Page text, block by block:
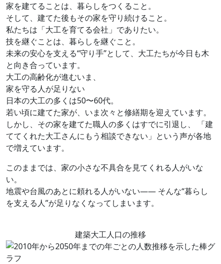
家を建てることは、暮らしをつくること。
そして、建てた後もその家を守り続けること。
私たちは「大工を育てる会社」でありたい。
技を継ぐことは、暮らしを継ぐこと。
未来の安心を支える“守り手”として、大工たちが今日も木
と向き合っています。
大工の高齢化が進むいま、
家を守る人が足りない
日本の大工の多くは50〜60代。
若い頃に建てた家が、いま次々と修繕期を迎えています。
しかし、その家を建てた職人の多くはすでに引退し、
「建
ててくれた大工さんにもう相談できない」という声が各地
で増えています。
このままでは、家の小さな不具合を見てくれる人がいな
い。
地震や台風のあとに頼れる人がいない—— そんな“暮らし
を支える人”が足りなくなってしまいます。
建築大工人口の推移